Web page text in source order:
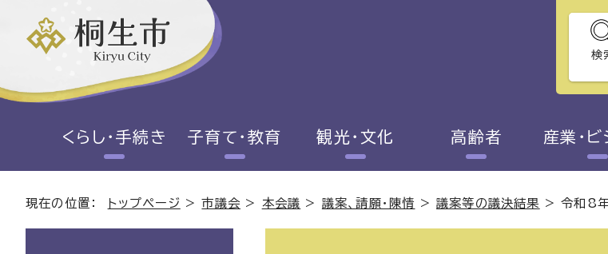
検
くらし・手続き 子育て・教育 観光・文化 高齢者 産業・ビ
現在の位置： トップページ >市議会 > 本会議 > 議案、請願・陳情 >議案等の議決結果 >令和8